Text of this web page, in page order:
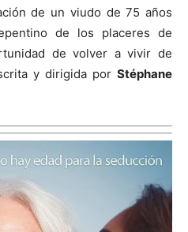
de un viudo de 75 años
de los placeres de
de volver a vivir de
y dirigida por Stéphane